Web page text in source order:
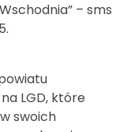
– sms
LGD, które
swoich